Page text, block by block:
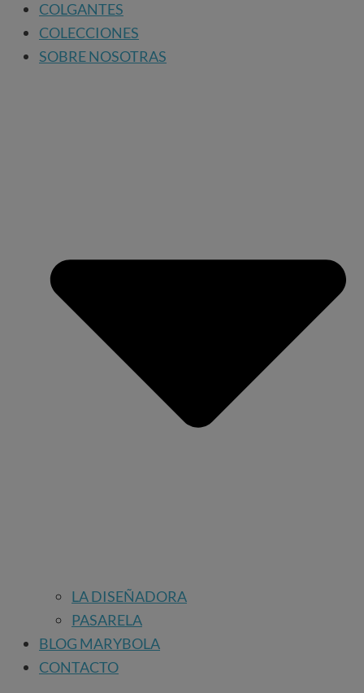
COLGANTES
COLECCIONES
SOBRE NOSOTRAS
LA DISEÑADORA
PASARELA
BLOG MARYBOLA
CONTACTO